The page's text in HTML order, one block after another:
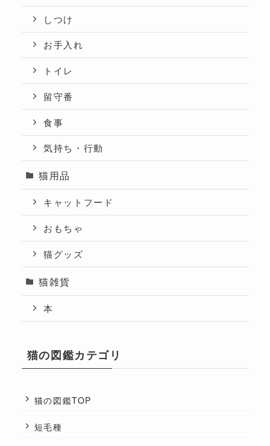
しつけ
お手入れ
トイレ
留守番
食事
気持ち・行動
猫用品
キャットフード
おもちゃ
猫グッズ
猫雑貨
本
猫の図鑑カテゴリ
猫の図鑑TOP
短毛種